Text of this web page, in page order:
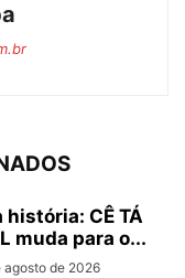
história: CÊ TÁ
muda para o...
agosto de 2026